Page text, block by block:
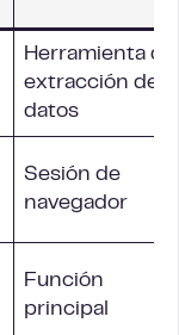
Herramienta de
extracción de
datos
Sesión de
navegador
Función
principal